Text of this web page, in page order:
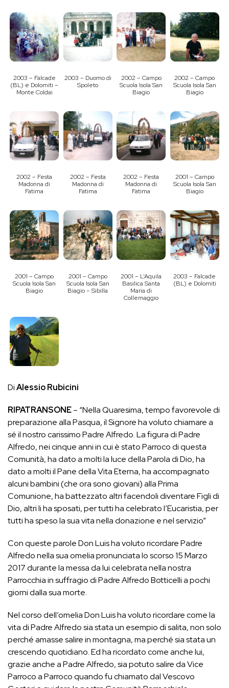
2003 – Falcade
(BL) e Dolomiti –
Monte Coldai
2003 – Duomo di
Spoleto
2002 – Campo
Scuola Isola San
Biagio
2002 – Campo
Scuola Isola San
Biagio
2002 – Festa
Madonna di
Fatima
2002 – Festa
Madonna di
Fatima
2002 – Festa
Madonna di
Fatima
2001 – Campo
Scuola Isola San
Biagio
2001 – Campo
Scuola Isola San
Biagio
2001 – Campo
Scuola Isola San
Biagio – Sibilla
2001 – L’Aquila
Basilica Santa
Maria di
Collemaggio
2003 – Falcade
(BL) e Dolomiti
DiAlessio Rubicini
RIPATRANSONE– “Nella Quaresima, tempo favorevole di
preparazione alla Pasqua, il Signore ha voluto chiamare a
sé il nostro carissimo Padre Alfredo. La figura di Padre
Alfredo, nei cinque anni in cui è stato Parroco di questa
Comunità, ha dato a molti la luce della Parola di Dio, ha
dato a molti il Pane della Vita Eterna, ha accompagnato
alcuni bambini (che ora sono giovani) alla Prima
Comunione, ha battezzato altri facendoli diventare Figli di
Dio, altri li ha sposati, per tutti ha celebrato l’Eucaristia, per
tutti ha speso la sua vita nella donazione e nel servizio”
Con queste parole Don Luis ha voluto ricordare Padre
Alfredo nella sua omelia pronunciata lo scorso 15 Marzo
2017 durante la messa da lui celebrata nella nostra
Parrocchia in suffragio di Padre Alfredo Botticelli a pochi
giorni dalla sua morte.
Nel corso dell’omelia Don Luis ha voluto ricordare come la
vita di Padre Alfredo sia stata un esempio di salita, non solo
perché amasse salire in montagna, ma perché sia stata un
crescendo quotidiano. Ed ha ricordato come anche lui,
grazie anche a Padre Alfredo, sia potuto salire da Vice
Parroco a Parroco quando fu chiamato dal Vescovo